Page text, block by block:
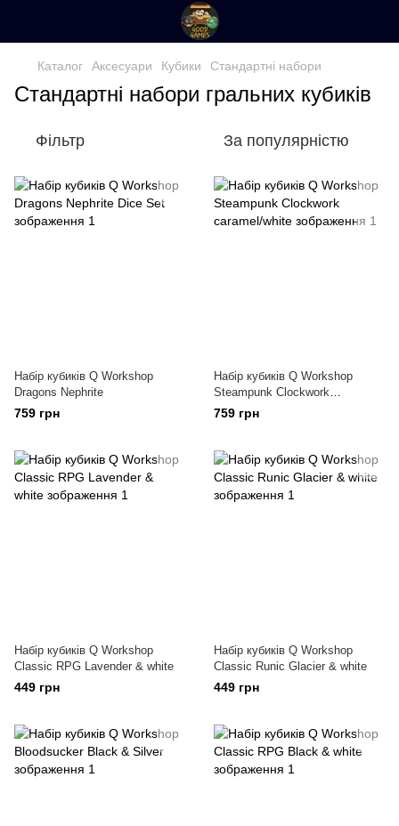
Каталог Аксесуари Кубики Стандартні набори
Стандартні набори гральних кубиків
Фільтр За популярністю
Набір кубиків Q Workshop
Dragons Nephrite
759 грн
Набір кубиків Q Workshop
Steampunk Clockwork
caramel/white
759 грн
Набір кубиків Q Workshop
Classic RPG Lavender & white
449 грн
Набір кубиків Q Workshop
Classic Runic Glacier & white
449 грн